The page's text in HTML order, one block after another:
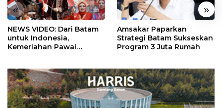
« »
NEWS VIDEO: Dari Batam
untuk Indonesia,
Kemeriahan Pawai
Amsakar Paparkan
Strategi Batam Sukseskan
Program 3 Juta Rumah